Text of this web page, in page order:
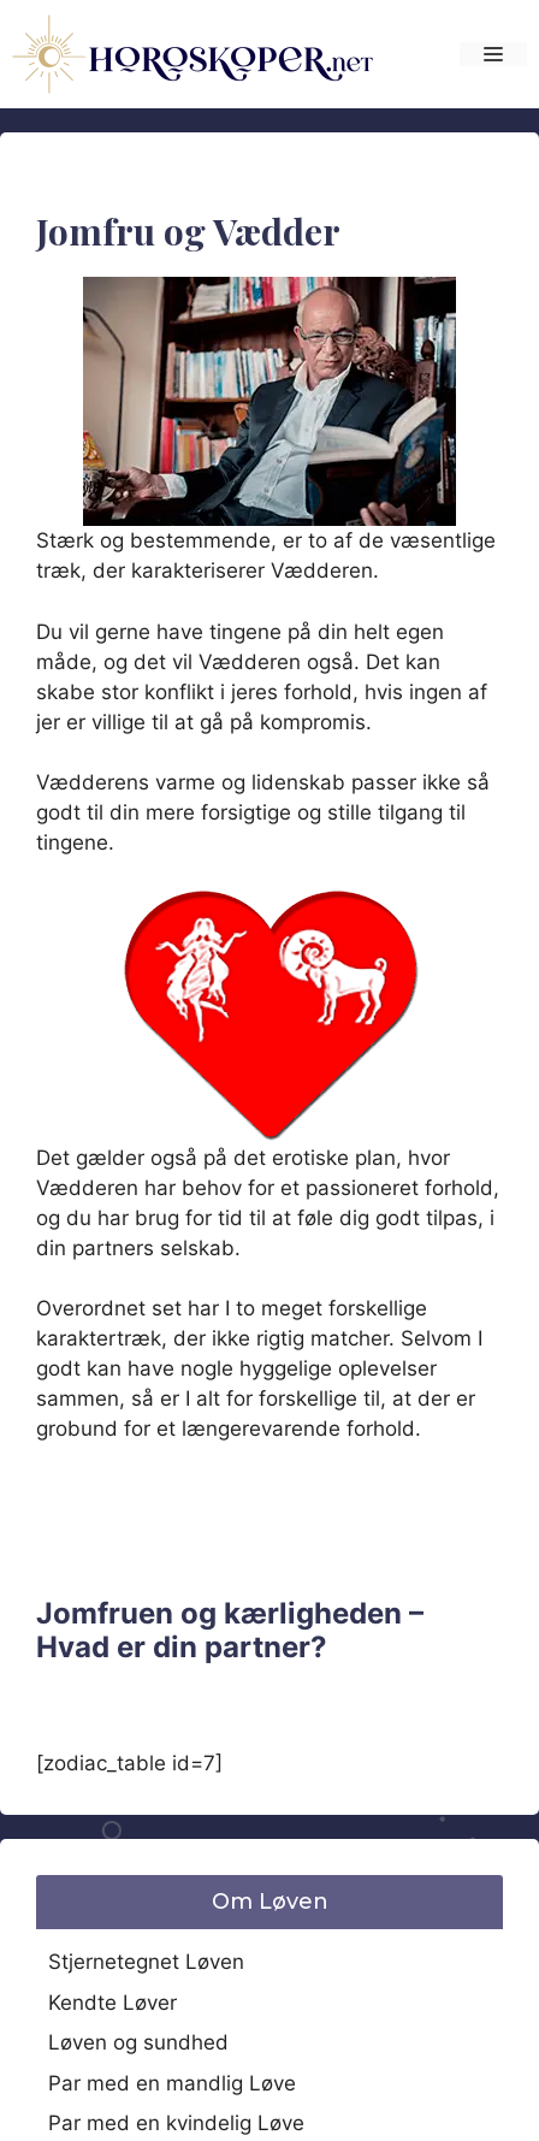
indhold
Jomfru og Vædder
Stærk og bestemmende, er to af de væsentlige
træk, der karakteriserer Vædderen.
Du vil gerne have tingene på din helt egen
måde, og det vil Vædderen også. Det kan
skabe stor konflikt i jeres forhold, hvis ingen af
jer er villige til at gå på kompromis.
Vædderens varme og lidenskab passer ikke så
godt til din mere forsigtige og stille tilgang til
tingene.
Det gælder også på det erotiske plan, hvor
Vædderen har behov for et passioneret forhold,
og du har brug for tid til at føle dig godt tilpas, i
din partners selskab.
Overordnet set har I to meget forskellige
karaktertræk, der ikke rigtig matcher. Selvom I
godt kan have nogle hyggelige oplevelser
sammen, så er I alt for forskellige til, at der er
grobund for et længerevarende forhold.
Jomfruen og kærligheden –
Hvad er din partner?
[zodiac_table id=7]
Om Løven
Stjernetegnet Løven
Kendte Løver
Løven og sundhed
Par med en mandlig Løve
Par med en kvindelig Løve